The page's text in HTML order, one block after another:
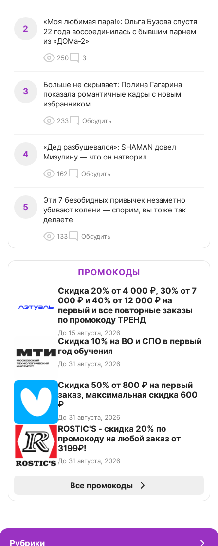
2
«Моя любимая пара!»: Ольга Бузова спустя
22 года воссоединилась с бывшим парнем
из «ДОМа-2»
250 3
3
Больше не скрывает: Полина Гагарина
показала романтичные кадры с новым
избранником
233 Обсудить
4
«Дед разбушевался»: SHAMAN довел
Мизулину — что он натворил
162 Обсудить
5
Эти 7 безобидных привычек незаметно
убивают колени — спорим, вы тоже так
делаете
133 Обсудить
ПРОМОКОДЫ
Скидка 20% от 4 000 ₽, 30% от 7
000 ₽ и 40% от 12 000 ₽ на
первый и все повторные заказы
по промокоду ТРЕНД
До 15 августа, 2026
Скидка 10% на ВО и СПО в первый
год обучения
До 31 августа, 2026
Скидка 50% от 800 ₽ на первый
заказ, максимальная скидка 600
₽
До 31 августа, 2026
ROSTIC'S - скидка 20% по
промокоду на любой заказ от
3199₽!
До 31 августа, 2026
Все промокоды
Рубрики